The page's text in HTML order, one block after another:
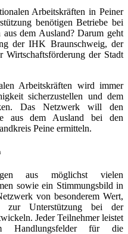
Arbeitskräften in Peiner
benötigen Betriebe bei
dem Ausland? Darum geht
der IHK Braunschweig, der
der Stadt
Arbeitskräften wird immer
sicherzustellen und dem
Das Netzwerk will den
aus dem Ausland bei den
Peine ermitteln.
aus möglichst vielen
sowie ein Stimmungsbild in
von besonderem Wert,
zur Unterstützung bei der
Jeder Teilnehmer leistet
Handlungsfelder für die